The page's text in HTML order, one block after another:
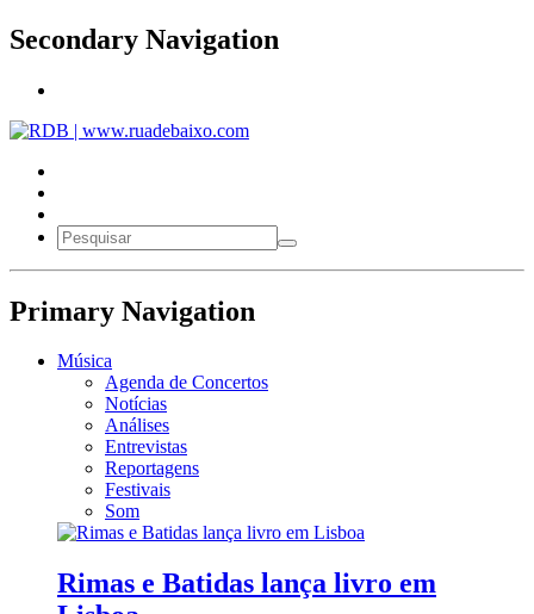
Secondary Navigation
Primary Navigation
Música
Agenda de Concertos
Notícias
Análises
Entrevistas
Reportagens
Festivais
Som
Rimas e Batidas lança livro em